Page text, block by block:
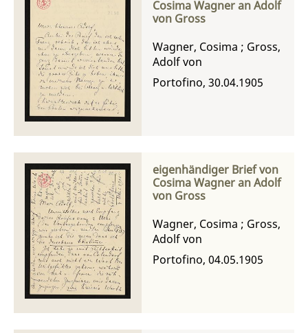
Cosima Wagner an Adolf
von Gross
Wagner, Cosima ; Gross,
Adolf von
Portofino, 30.04.1905
eigenhändiger Brief von
Cosima Wagner an Adolf
von Gross
Wagner, Cosima ; Gross,
Adolf von
Portofino, 04.05.1905